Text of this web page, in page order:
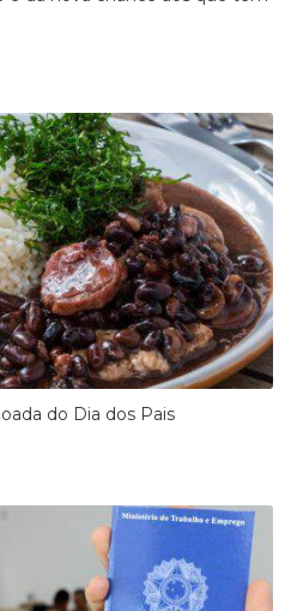
do Dia dos Pais